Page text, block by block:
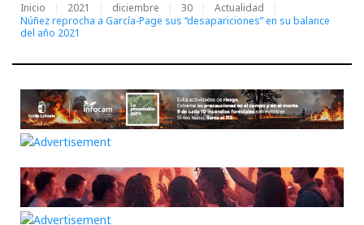
Inicio 2021 diciembre 30
Actualidad
Núñez reprocha a García-Page sus “desapariciones” en su balance
del año 2021